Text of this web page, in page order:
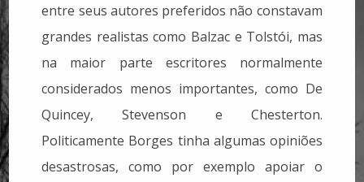
entre seus autores preferidos não constavam
grandes realistas como Balzac e Tolstói, mas
na maior parte escritores normalmente
considerados menos importantes, como De
Quincey, Stevenson e Chesterton.
Politicamente Borges tinha algumas opiniões
desastrosas, como por exemplo apoiar o